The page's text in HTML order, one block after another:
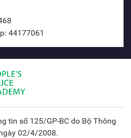
44177061
tin số 125/GP-BC do Bộ Thông
02/4/2008.